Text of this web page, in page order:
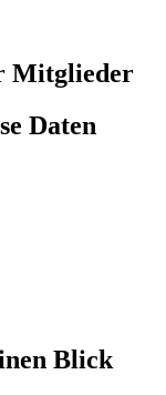
Mitglieder
Daten
Blick